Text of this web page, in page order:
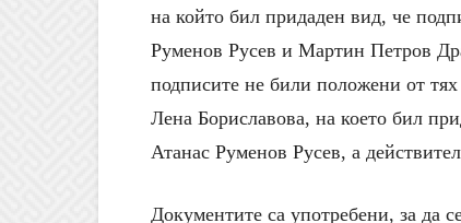
на който бил придаден вид, че
Руменов Русев и Мартин Петров
подписите не били положени от
Лена Бориславова, на което бил
Атанас Руменов Русев, а
Документите са употребени, за да